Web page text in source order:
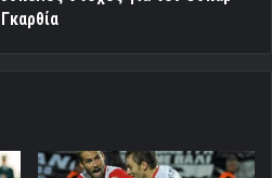
Γκαρθία